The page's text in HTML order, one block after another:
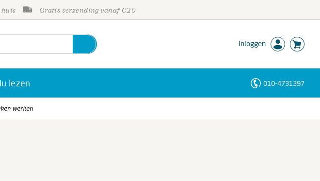
huis Gratis verzending vanaf €20
Inloggen
lezen 010-4731397
werken
Personen